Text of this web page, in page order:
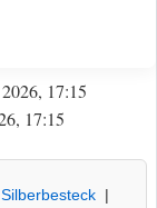
17:15
17:15
Silberbesteck|